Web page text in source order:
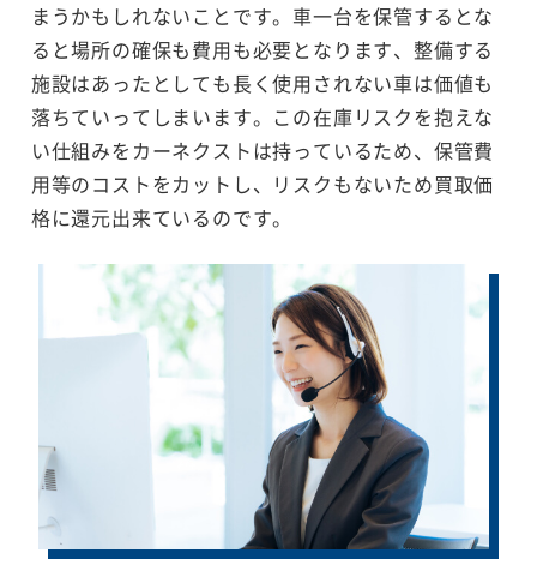
まうかもしれないことです。車一台を保管するとな
ると場所の確保も費用も必要となります、整備する
施設はあったとしても長く使用されない車は価値も
落ちていってしまいます。この在庫リスクを抱えな
い仕組みをカーネクストは持っているため、保管費
用等のコストをカットし、リスクもないため買取価
格に還元出来ているのです。